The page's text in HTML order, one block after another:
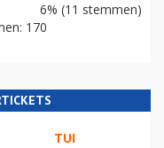
6% (11 stemmen)
170
TUI